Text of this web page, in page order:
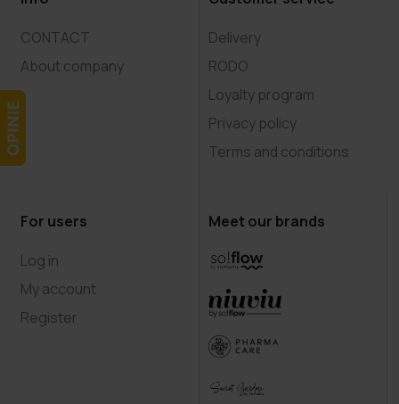
CONTACT
About company
Delivery
RODO
Loyalty program
Privacy policy
Terms and conditions
For users
Log in
My account
Register
Meet our brands